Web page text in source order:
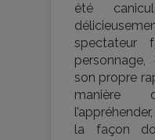
été
spectateur
son propre
la façon